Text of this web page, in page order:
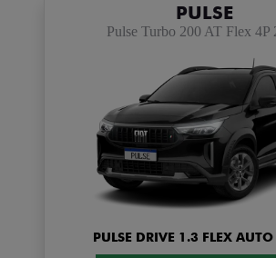
PULSE
Pulse Turbo 200 AT Flex 4P
PULSE DRIVE 1.3 FLEX